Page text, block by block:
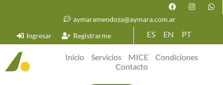
aymaramendoza@aymara.com.ar
Ingresar
Registrarme ES EN PT
Inicio Servicios MICE
Condiciones
Contacto